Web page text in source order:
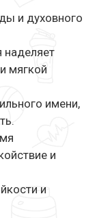
и духовного
мягкой
имени,
и
и